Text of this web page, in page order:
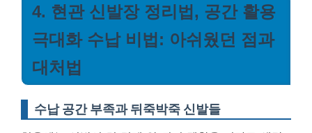
4. 현관 신발장 정리법, 공간 활용
극대화 수납 비법: 아쉬웠던 점과
대처법
수납 공간 부족과 뒤죽박죽 신발들